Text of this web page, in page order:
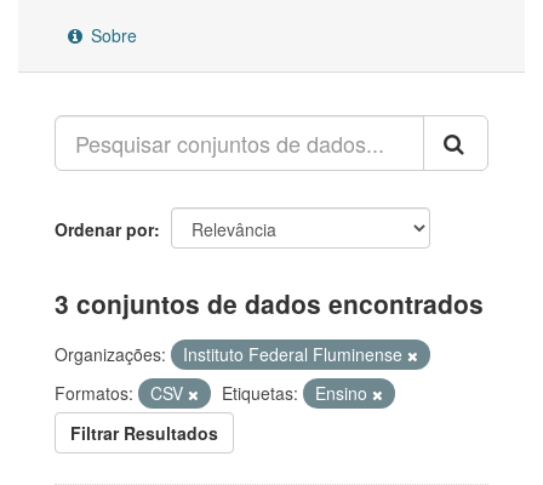
Sobre
Ordenar por
3 conjuntos de dados encontrados
Organizações:
Instituto Federal Fluminense
Formatos:
CSV Etiquetas:
Ensino
Filtrar Resultados